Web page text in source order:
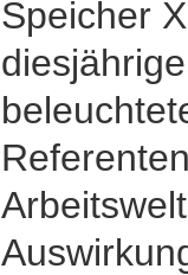
Speicher